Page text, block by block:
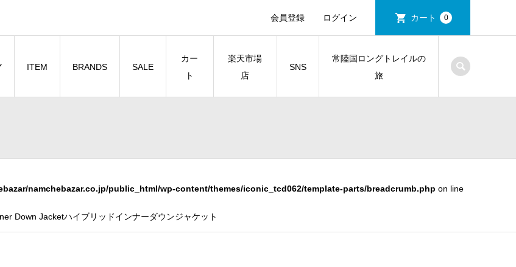
会員登録 ログイン カート 0
ITEM BRANDS SALE
カー
ト
楽天市場
店
SNS
常陸国ロングトレイルの
旅
namchebazar.co.jp/public_html/wp-content/themes/iconic_tcd062/template-parts/breadcrumb.php on line
Down Jacketハイブリッドインナーダウンジャケット